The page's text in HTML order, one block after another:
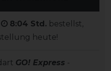
8:04 Std. bestellst,
heute!
GO! Express -